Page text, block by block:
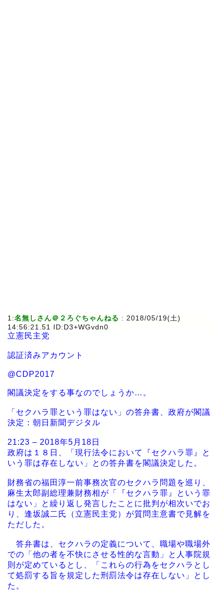
1:名無しさん＠２ろぐちゃんねる : 2018/05/19(土)
14:56:21.51 ID:D3+WGvdn0
立憲民主党
認証済みアカウント
@CDP2017
閣議決定をする事なのでしょうか…。
「セクハラ罪という罪はない」の答弁書、政府が閣議
決定：朝日新聞デジタル
21:23 – 2018年5月18日
政府は１８日、「現行法令において『セクハラ罪』と
いう罪は存在しない」との答弁書を閣議決定した。
財務省の福田淳一前事務次官のセクハラ問題を巡り、
麻生太郎副総理兼財務相が「『セクハラ罪』という罪
はない」と繰り返し発言したことに批判が相次いでお
り、逢坂誠二氏（立憲民主党）が質問主意書で見解を
ただした。
答弁書は、セクハラの定義について、職場や職場外
での「他の者を不快にさせる性的な言動」と人事院規
則が定めているとし、「これらの行為をセクハラとし
て処罰する旨を規定した刑罰法令は存在しない」とし
た。